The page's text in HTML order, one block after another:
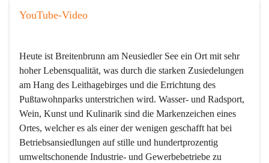
YouTube-Video
Heute ist Breitenbrunn am Neusiedler See ein Ort mit sehr
hoher Lebensqualität, was durch die starken Zusiedelungen
am Hang des Leithagebirges und die Errichtung des
Pußtawohnparks unterstrichen wird. Wasser- und Radsport,
Wein, Kunst und Kulinarik sind die Markenzeichen eines
Ortes, welcher es als einer der wenigen geschafft hat bei
Betriebsansiedlungen auf stille und hundertprozentig
umweltschonende Industrie- und Gewerbebetriebe zu